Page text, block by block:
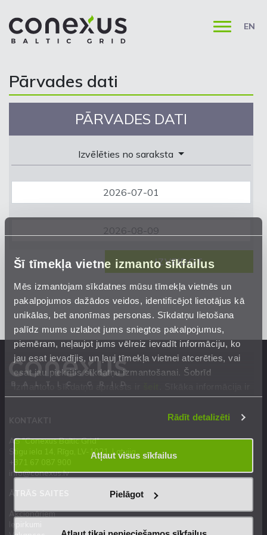
Šī tīmekļa vietne izmanto sīkfailus
Mēs izmantojam sīkdatnes mūsu tīmekļa vietnēs un
pakalpojumos dažādos veidos, identificējot lietotājus kā
unikālas, bet anonīmas personas. Sīkdatņu lietošana
palīdz mums uzlabot jums sniegtos pakalpojumus,
piemēram, neļaujot jums vēlreiz ievadīt informāciju, ko
jau esat ievadījis, un ļauj tīmekļa vietnei atcerēties, vai
esat jau piekritis sīkdatņu izmantošanai. Šobrīd
izmantoto sīkdatņu apraksts ir
mūsuPrivātuma atrunā.
Rādīt detalizēti
Atļaut visus sīkfailus
Pielāgot
Atļaut tikai nepieciešamos sīkfailus
EN
Pārvades dati
PĀRVADES DATI
Izvēlēties no saraksta
AS "Conexus Baltic Grid"
Stigu iela 14, Rīga, LV-1021, Latvija
info@conexus.lv
Akcionāriem